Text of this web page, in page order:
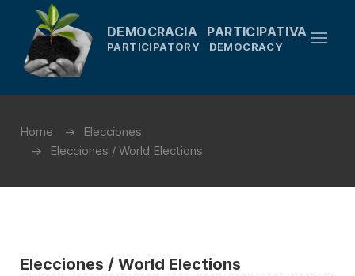
DEMOCRACIA PARTICIPATIVA
PARTICIPATORY DEMOCRACY
Home
Elecciones
Elecciones / World Elections
Elecciones / World Elections